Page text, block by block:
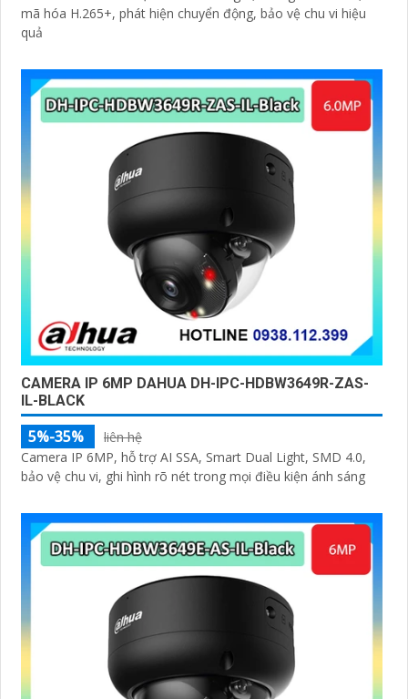
mã hóa H.265+, phát hiện chuyển động, bảo vệ chu vi hiệu
quả
CAMERA IP 6MP DAHUA DH-IPC-HDBW3649R-ZAS-
IL-BLACK
5%-35%
liên hệ
Camera IP 6MP, hỗ trợ AI SSA, Smart Dual Light, SMD 4.0,
bảo vệ chu vi, ghi hình rõ nét trong mọi điều kiện ánh sáng